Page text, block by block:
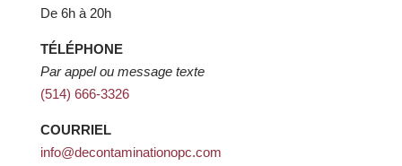
De 6h à 20h
TÉLÉPHONE
Par appel ou message texte
(514) 666-3326
COURRIEL
info@decontaminationopc.com